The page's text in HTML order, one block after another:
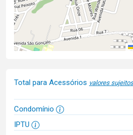
Total para Acessórios valores
Condomínio
IPTU